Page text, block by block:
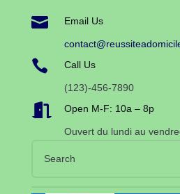
 Email Us
 Call Us
(123)-456-7890
 Open M-F: 10a – 8p
Ouvert du lundi au